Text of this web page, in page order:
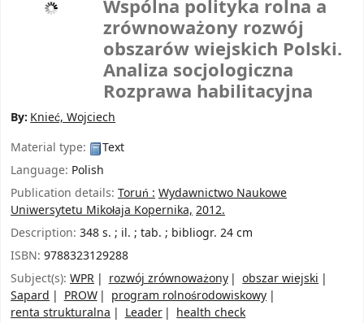
Wspólna polityka rolna a
zrównoważony rozwój
obszarów wiejskich Polski.
Analiza socjologiczna
Rozprawa habilitacyjna
By: Knieć, Wojciech
Material type:
Text
Language: Polish
Publication details: Toruń :Wydawnictwo Naukowe
Uniwersytetu Mikołaja Kopernika,2012.
Description: 348 s. ; il. ; tab. ; bibliogr. 24 cm
ISBN: 9788323129288
Subject(s): WPR rozwój zrównoważony
obszar wiejski
Sapard
PROW
program rolnośrodowiskowy
renta strukturalna
Leader
health check